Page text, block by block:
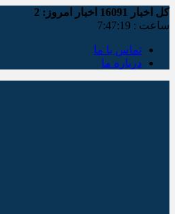
کل اخبار اخبار امروز: 2
ساعت : 7:47:20
تماس با ما
درباره ما